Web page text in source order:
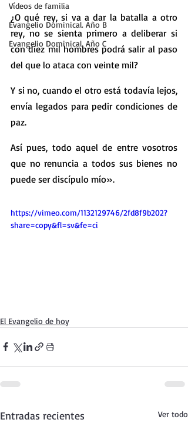
Vídeos de familia
Evangelio Dominical. Año B
Evangelio Dominical. Año C
¿O qué rey, si va a dar la batalla a otro
rey, no se sienta primero a deliberar si
con diez mil hombres podrá salir al paso
del que lo ataca con veinte mil?
Y si no, cuando el otro está todavía lejos,
envía legados para pedir condiciones de
paz.
Así pues, todo aquel de entre vosotros
que no renuncia a todos sus bienes no
puede ser discípulo mío».
https://vimeo.com/1132129746/2fd8f9b202?
share=copy&fl=sv&fe=ci
El Evangelio de hoy
Entradas recientes Ver todo